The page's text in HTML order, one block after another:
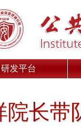
研发平台
院长带